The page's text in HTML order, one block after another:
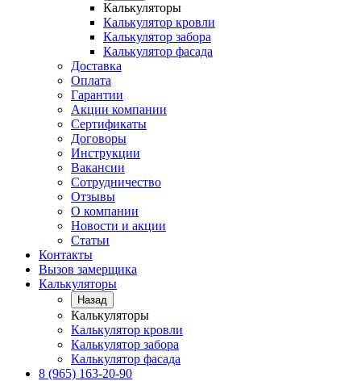
Калькуляторы
Калькулятор кровли
Калькулятор забора
Калькулятор фасада
Доставка
Оплата
Гарантии
Акции компании
Сертификаты
Договоры
Инструкции
Вакансии
Сотрудничество
Отзывы
О компании
Новости и акции
Статьи
Контакты
Вызов замерщика
Калькуляторы
Назад
Калькуляторы
Калькулятор кровли
Калькулятор забора
Калькулятор фасада
8 (965) 163-20-90